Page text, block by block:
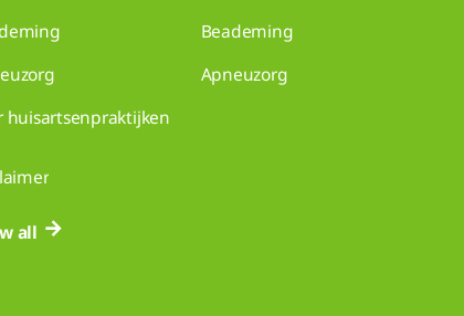
huisartsenpraktijken
all
Beademing
Apneuzorg